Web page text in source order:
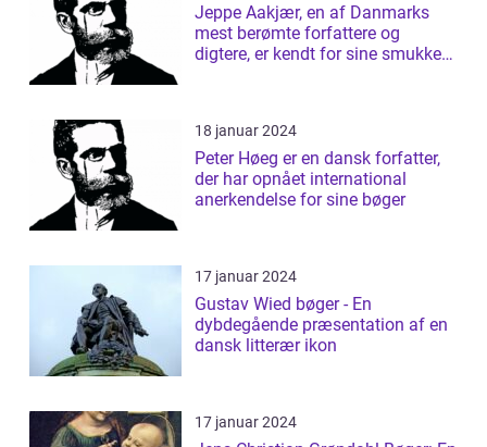
Jeppe Aakjær, en af Danmarks
mest berømte forfattere og
digtere, er kendt for sine smukke
18 januar 2024
Peter Høeg er en dansk forfatter,
der har opnået international
anerkendelse for sine bøger
17 januar 2024
Gustav Wied bøger - En
dybdegående præsentation af en
dansk litterær ikon
17 januar 2024